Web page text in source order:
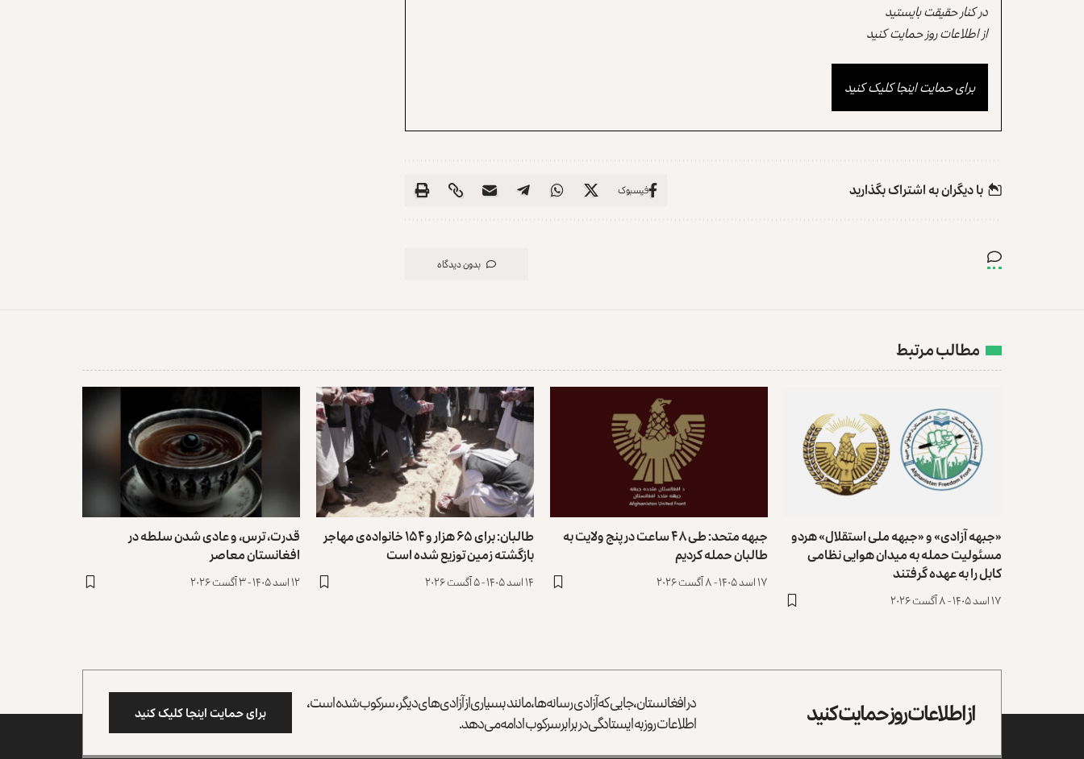
در کنار حقیقت بایستید
از اطلاعات روز حمایت کنید
برای حمایت اینجا کلیک کنید
با دیگران به‌‌ اشتراک بگذارید فیسبوک
بدون دیدگاه
مطالب مرتبط
«جبهه آزادی» و «جبهه ملی استقلال» هردو
مسئولیت حمله به میدان هوایی نظامی
کابل را به عهده گرفتند
۱۷ اسد ۱۴۰۵ - ۸ آگست ۲۰۲۶
جبهه متحد: طی ۴۸ ساعت در پنج ولایت به
طالبان حمله کردیم
۱۷ اسد ۱۴۰۵ - ۸ آگست ۲۰۲۶
طالبان: برای ۶۵ هزار و ۱۵۴ خانواده‌ی مهاجر
بازگشته زمین توزیع ‏شده است
۱۴ اسد ۱۴۰۵ - ۵ آگست ۲۰۲۶
قدرت، ترس، و عادی ‌شدن سلطه در
افغانستان معاصر
۱۲ اسد ۱۴۰۵ - ۳ آگست ۲۰۲۶
از اطلاعات روز حمایت کنید در افغانستان، جایی که آزادی رسانه‌ها، مانند بسیاری از آزادی‌های دیگر، سرکوب شده است،
اطلاعات روز به ایستادگی در برابر سرکوب ادامه می‌دهد. برای حمایت اینجا کلیک کنید